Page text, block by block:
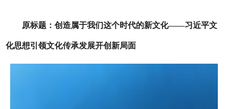
原标题：创造属于我们这个时代的新文化——习近平文
化思想引领文化传承发展开创新局面